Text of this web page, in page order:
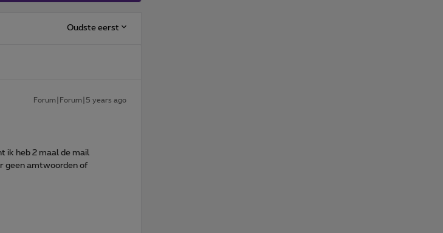
Oudste eerst
Forum|Forum|5 years ago
ik heb 2 maal de mail
geen amtwoorden of